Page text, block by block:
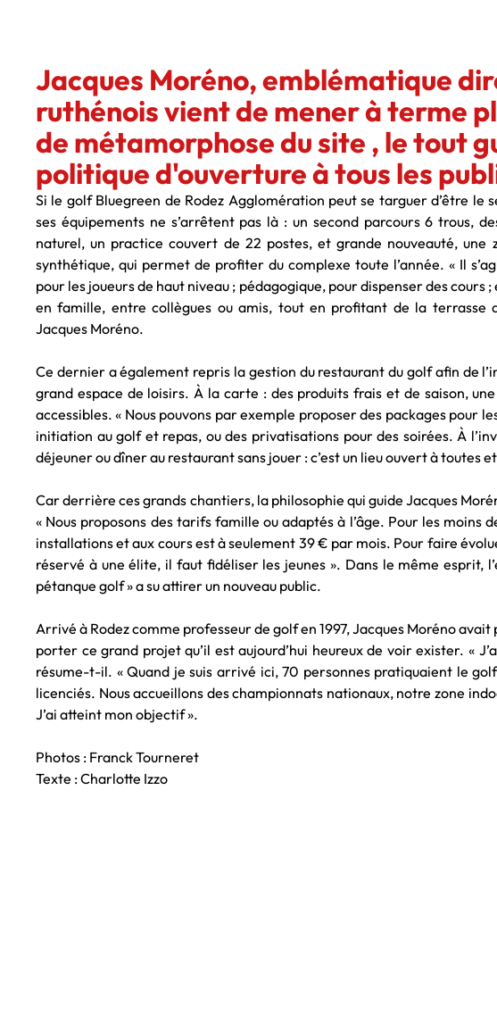
Jacques Moréno, emblématique
ruthénois vient de mener à terme
de métamorphose du site , le tout
politique d'ouverture à tous les
Si le golf Bluegreen de Rodez Agglomération peut se targuer d’être le
ses équipements ne s’arrêtent pas là : un second parcours 6 trous,
naturel, un practice couvert de 22 postes, et grande nouveauté, une
synthétique, qui permet de profiter du complexe toute l’année. « Il
pour les joueurs de haut niveau ; pédagogique, pour dispenser des cours
en famille, entre collègues ou amis, tout en profitant de la terrasse
Jacques Moréno.
Ce dernier a également repris la gestion du restaurant du golf afin de
grand espace de loisirs. À la carte : des produits frais et de saison,
accessibles. « Nous pouvons par exemple proposer des packages pour
initiation au golf et repas, ou des privatisations pour des soirées. À
déjeuner ou dîner au restaurant sans jouer : c’est un lieu ouvert à toutes
Car derrière ces grands chantiers, la philosophie qui guide Jacques
« Nous proposons des tarifs famille ou adaptés à l’âge. Pour les moins
installations et aux cours est à seulement 39 € par mois. Pour faire
réservé à une élite, il faut fidéliser les jeunes ». Dans le même esprit,
pétanque golf » a su attirer un nouveau public.
Arrivé à Rodez comme professeur de golf en 1997, Jacques Moréno
porter ce grand projet qu’il est aujourd’hui heureux de voir exister. «
résume-t-il. « Quand je suis arrivé ici, 70 personnes pratiquaient le
licenciés. Nous accueillons des championnats nationaux, notre zone
J’ai atteint mon objectif ».
Photos : Franck Tourneret
Texte : Charlotte Izzo